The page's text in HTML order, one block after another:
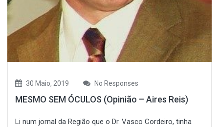
30 Maio, 2019 No Responses
MESMO SEM ÓCULOS (Opinião – Aires Reis)
Li num jornal da Região que o Dr. Vasco Cordeiro, tinha